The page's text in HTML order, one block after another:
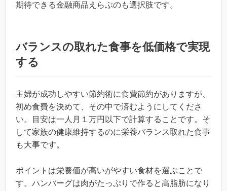
期待できる金融商品えらぶのも選択肢です。
バランスの取れた食事を低価格で実現
する
主婦が成功しやすい節約術に食費節約がありますが、
初め食費を決めて、その中で済むようにしてくださ
い。目安は一人月１万円以下で計算することです。そ
して家族の健康維持するのに栄養バランス取れた食事
も大事です。
ポイントは栄養価が高いがやすい食材を選ぶことで
す。ハンバーグは肉がたっぷりで作ると高脂肪になり